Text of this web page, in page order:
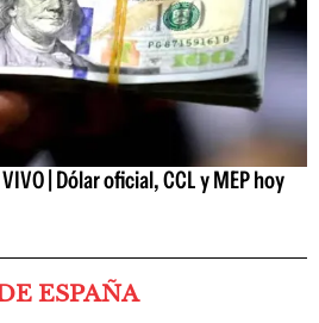
| Dólar oficial, CCL y MEP hoy
ESPAÑA